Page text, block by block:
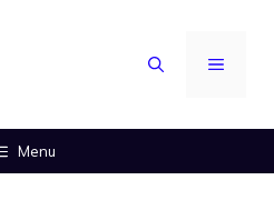
MENU
Menu